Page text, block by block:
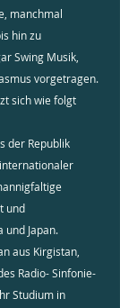
manchmal
hin zu
Swing Musik,
vorgetragen.
sich wie folgt
der Republik
und
und Japan.
aus Kirgistan,
Radio- Sinfonie-
Studium in